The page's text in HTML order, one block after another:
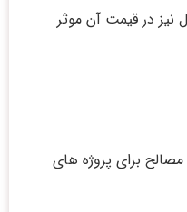
نیز در قیمت آن موثر
برای پروژه های